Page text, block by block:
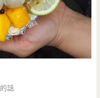
的話